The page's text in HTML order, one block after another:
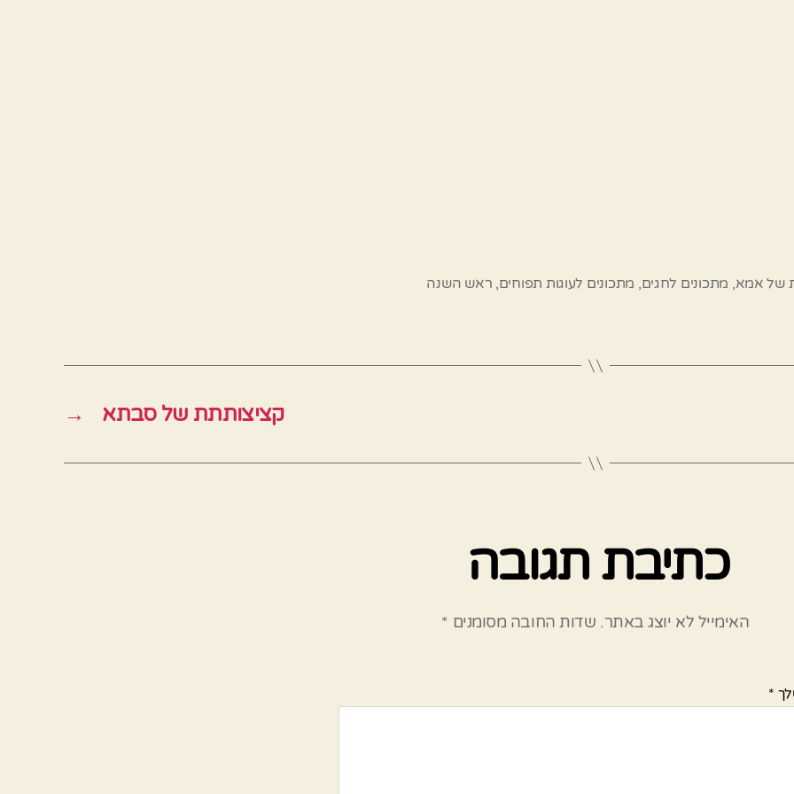
של אמא, מתכונים לחגים, מתכונים לעוגות תפוחים, ראש השנה
→ קציצותתת של סבתא
כתיבת תגובה
האימייל לא יוצג באתר. שדות החובה מסומנים *
*